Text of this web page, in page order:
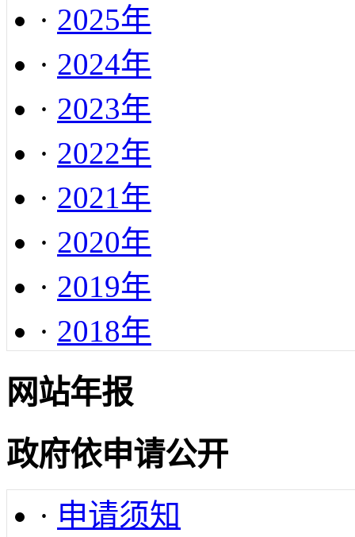
· 2025年
· 2024年
· 2023年
· 2022年
· 2021年
· 2020年
· 2019年
· 2018年
网站年报
政府依申请公开
· 申请须知